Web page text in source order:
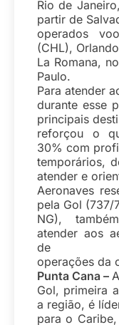
Rio de
partir de
operados
(CHL),
La Romana,
Paulo.
Para atender
durante esse
principais
reforçou o
30% com
temporários,
atender e
Aeronaves
pela Gol (737/
NG),
atender aos
de
operações da
Punta Cana – A
Gol, primeira
a região, é
para o